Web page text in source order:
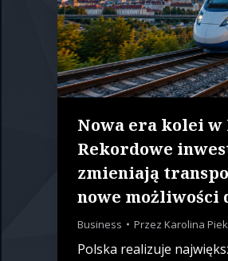
Nowa era kolei w
Rekordowe
zmieniają
nowe możliwości
Business Przez Karolina
Polska realizuje